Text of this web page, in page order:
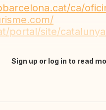
ca/
portal/site/
Sign up or log in to read